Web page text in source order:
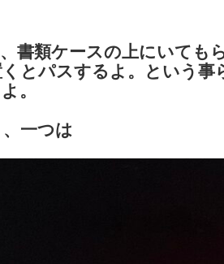
書類ケースの上にいても
とパスするよ。という事
。
一つは